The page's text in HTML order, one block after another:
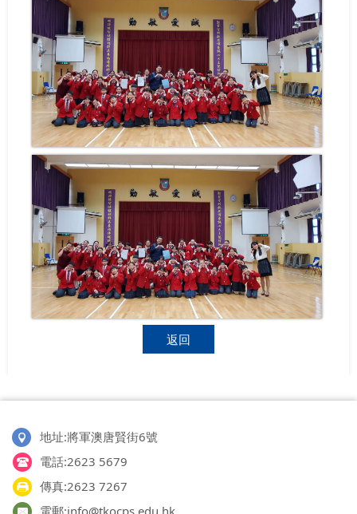
返回
地址:將軍澳唐賢街6號
電話:2623 5679
傳真:2623 7267
電郵:info@tkocps.edu.hk